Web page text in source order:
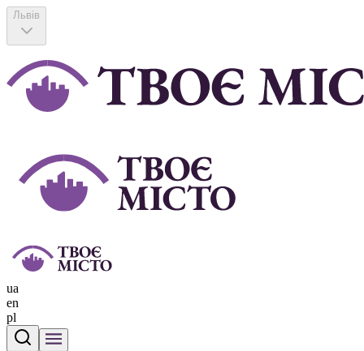
Львів
ua
en
pl